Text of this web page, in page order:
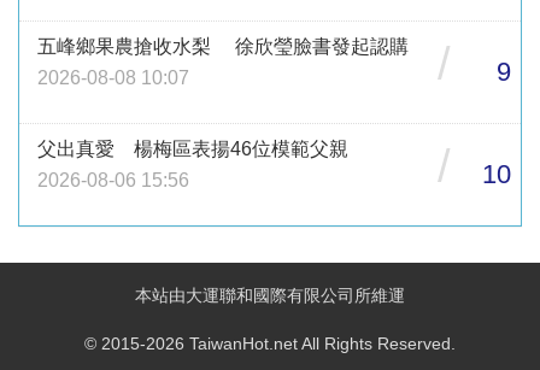
五峰鄉果農搶收水梨 徐欣瑩臉書發起認購
2026-08-08 10:07
/ 9
父出真愛 楊梅區表揚46位模範父親
2026-08-06 15:56
/ 10
本站由大運聯和國際有限公司所維運
© 2015-2026 TaiwanHot.net All Rights Reserved.